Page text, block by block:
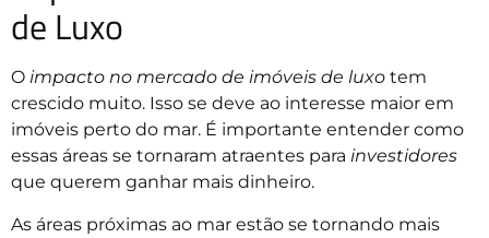
de Luxo
O impacto no mercado de imóveis de luxo tem
crescido muito. Isso se deve ao interesse maior em
imóveis perto do mar. É importante entender como
essas áreas se tornaram atraentes para investidores
que querem ganhar mais dinheiro.
As áreas próximas ao mar estão se tornando mais